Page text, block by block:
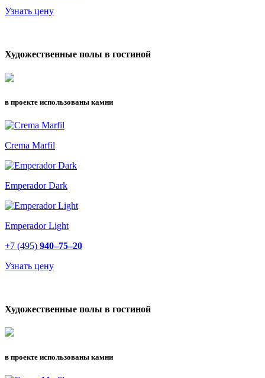
Узнать цену
Художественные полы в гостиной
в проекте использованы камни
Crema Marfil
Emperador Dark
Emperador Light
+7 (495) 940–75–20
Узнать цену
Художественные полы в гостиной
в проекте использованы камни